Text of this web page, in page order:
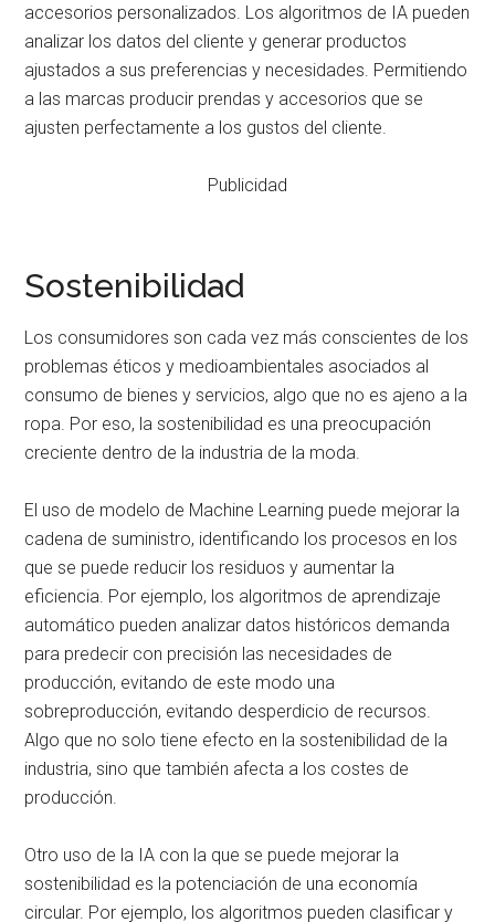
accesorios personalizados. Los algoritmos de IA pueden
analizar los datos del cliente y generar productos
ajustados a sus preferencias y necesidades. Permitiendo
a las marcas producir prendas y accesorios que se
ajusten perfectamente a los gustos del cliente.
Publicidad
Sostenibilidad
Los consumidores son cada vez más conscientes de los
problemas éticos y medioambientales asociados al
consumo de bienes y servicios, algo que no es ajeno a la
ropa. Por eso, la sostenibilidad es una preocupación
creciente dentro de la industria de la moda.
El uso de modelo de Machine Learning puede mejorar la
cadena de suministro, identificando los procesos en los
que se puede reducir los residuos y aumentar la
eficiencia. Por ejemplo, los algoritmos de aprendizaje
automático pueden analizar datos históricos demanda
para predecir con precisión las necesidades de
producción, evitando de este modo una
sobreproducción, evitando desperdicio de recursos.
Algo que no solo tiene efecto en la sostenibilidad de la
industria, sino que también afecta a los costes de
producción.
Otro uso de la IA con la que se puede mejorar la
sostenibilidad es la potenciación de una economía
circular. Por ejemplo, los algoritmos pueden clasificar y